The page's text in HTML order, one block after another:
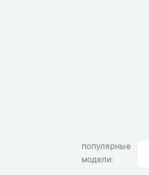
популярные
модели